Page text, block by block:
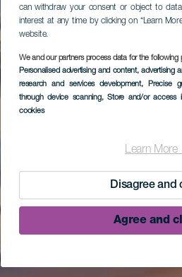
can withdraw your consent or object to
interest at any time by clicking on “Learn
website.
We and our partners process data for the following
Personalised advertising and content, advertising
research and services development, Precise
through device scanning, Store and/or access
cookies
Learn More
Disagree and
Agree and